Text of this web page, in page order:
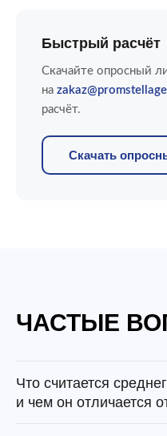
Быстрый расчёт
Скачайте опросный
на
расчёт.
Скачать
ЧАСТЫЕ
Что считается
и чем он отличается